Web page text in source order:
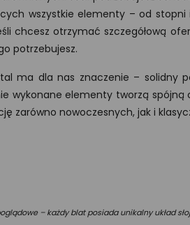
wszystkie elementy – od stopni
chcesz otrzymać szczegółową
potrzebujesz.
ma dla nas znaczenie – solidny
wykonane elementy tworzą spójną
zarówno nowoczesnych, jak i
– każdy blat posiada unikalny układ